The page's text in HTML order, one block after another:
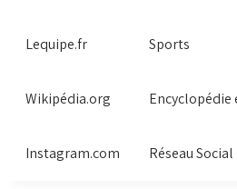
Lequipe.fr Sports
Wikipédia.org Encyclopédie
Instagram.com Réseau Social